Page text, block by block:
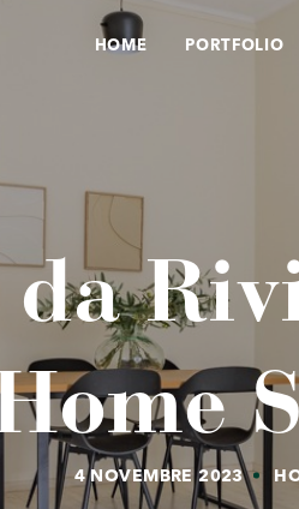
HOME PORTFOLIO
da
4 NOVEMBRE 2023